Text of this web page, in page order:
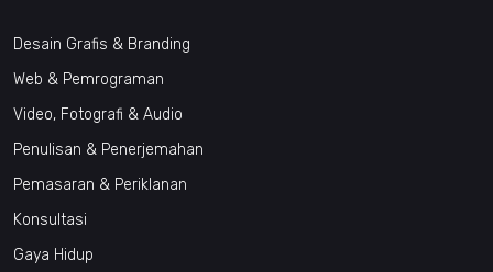
Desain Grafis & Branding
Web & Pemrograman
Video, Fotografi & Audio
Penulisan & Penerjemahan
Pemasaran & Periklanan
Konsultasi
Gaya Hidup